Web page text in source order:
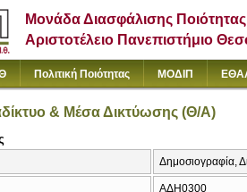
Μονάδα Διασφάλισης Ποιότητας
Αριστοτέλειο Πανεπιστήμιο
Πολιτική Ποιότητας ΜΟΔΙΠ
& Μέσα Δικτύωσης (Θ/Α)
Δημοσιογραφία,
ΑΔΗ0300